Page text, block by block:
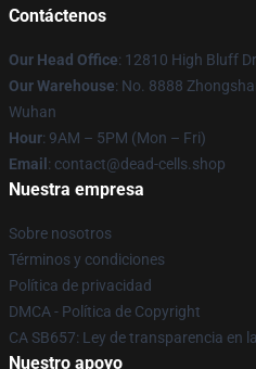
Contáctenos
Our Head Office: 12810 High Bluff
Our Warehouse: No. 8888
Wuhan
Hour: 9AM – 5PM (Mon – Fri)
Email : contact@dead-cells.shop
Nuestra empresa
Sobre nosotros
Términos y condiciones
Política de privacidad
DMCA - Política de Copyright
CA SB657: Ley de transparencia en
Nuestro apoyo